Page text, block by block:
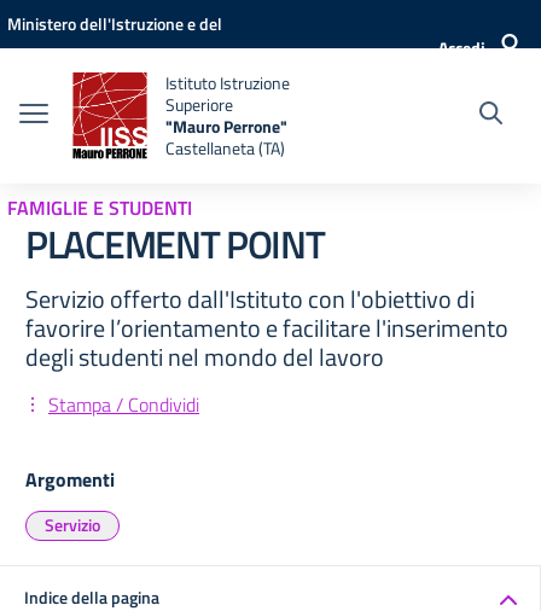
Vai ai contenuti
Vai al menu di navigazione
Vai al footer
Ministero dell'Istruzione e del
Accedi
Istituto Istruzione
Superiore
"Mauro Perrone"
Castellaneta (TA)
FAMIGLIE E STUDENTI
PLACEMENT POINT
Servizio offerto dall'Istituto con l'obiettivo di
favorire l’orientamento e facilitare l'inserimento
degli studenti nel mondo del lavoro
Stampa / Condividi
Argomenti
Servizio
Indice della pagina